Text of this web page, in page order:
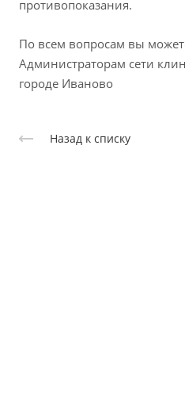
противопоказания.
По всем вопросам вы
Администраторам сети
городе Иваново
Назад к списку